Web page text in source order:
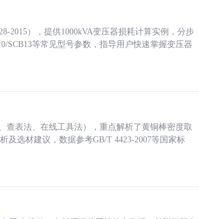
2015），提供1000kVA变压器损耗计算实例，分步
SCB13等常见型号参数，指导用户快速掌握变压器
查表法、在线工具法），重点解析了黄铜棒密度取
及选材建议，数据参考GB/T 4423-2007等国家标